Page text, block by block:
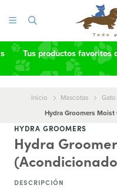
Tus productos favoritos
Inicio Mascotas Gato
Hydra Groomers
HYDRA GROOMERS
Hydra
DESCRIPCIÓN